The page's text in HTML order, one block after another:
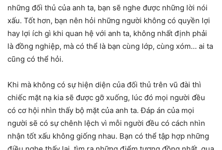
những đối thủ của anh ta, bạn sẽ nghe được những lời nói
xấu. Tốt hơn, bạn nên hỏi những người không có quyền lợi
hay lợi ích gì khi quan hệ với anh ta, không nhất định phải
là đồng nghiệp, mà có thể là bạn cùng lớp, cùng xóm… ai ta
cũng có thể hỏi.
Khi mà không có sự hiện diện của đối thủ trên vũ đài thì
chiếc mặt nạ kia sẽ được gỡ xuống, lúc đó mọi người đều
có cơ hội nhìn thấy bộ mặt của anh ta. Đáp án của mọi
người sẽ có sự chênh lệch vì mỗi người đều có cách nhìn
nhận tốt xấu không giống nhau. Bạn có thể tập hợp những